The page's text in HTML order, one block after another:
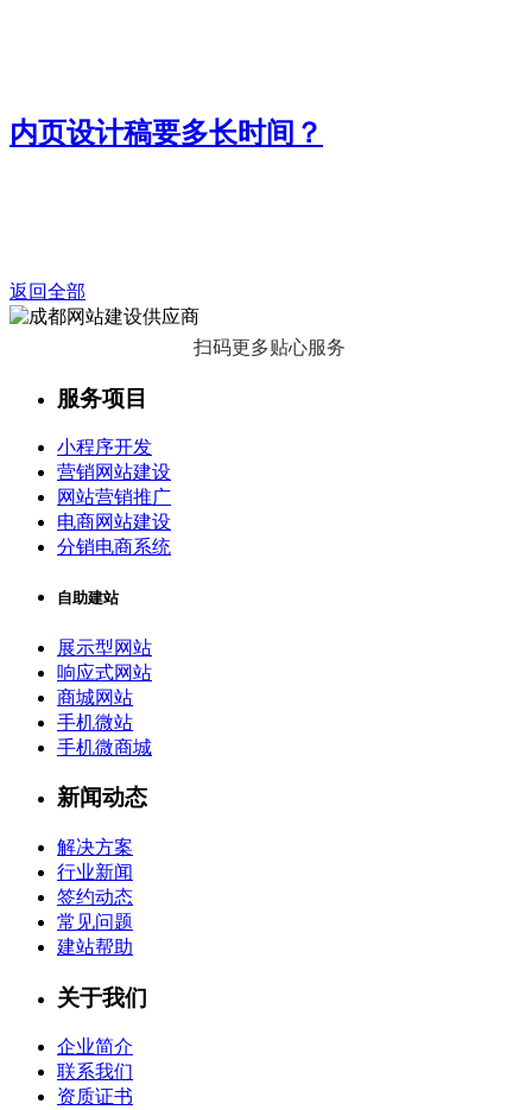
内页设计稿要多长时间？
返回全部
扫码更多贴心服务
服务项目
小程序开发
营销网站建设
网站营销推广
电商网站建设
分销电商系统
自助建站
展示型网站
响应式网站
商城网站
手机微站
手机微商城
新闻动态
解决方案
行业新闻
签约动态
常见问题
建站帮助
关于我们
企业简介
联系我们
资质证书